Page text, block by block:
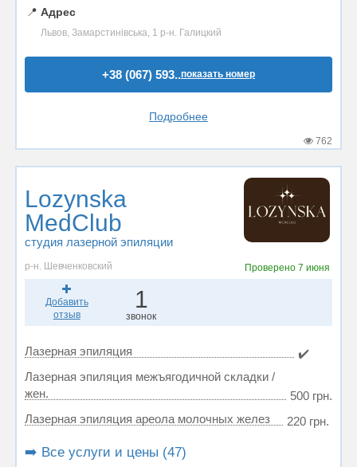
📍 Адрес
Львов, Замарстинівська, 1 р-н. Галицкий
+38 (067) 593..показать номер
Подробнее
762
Lozynska
MedClub
студия лазерной эпиляции
р-н. Шевченковский Проверено 7 июня
Добавить
отзыв
1
звонок
Лазерная эпиляция
✔️
Лазерная эпиляция межъягодичной складки /
жен.
500 грн.
Лазерная эпиляция ареола молочных желез
220 грн.
➡️ Все услуги и цены (47)